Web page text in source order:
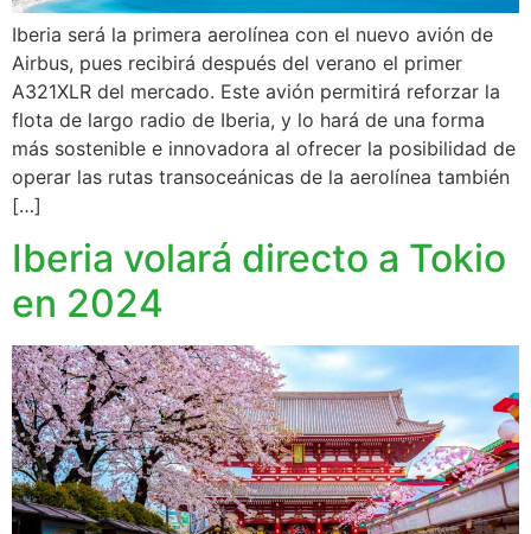
Iberia será la primera aerolínea con el nuevo avión de
Airbus, pues recibirá después del verano el primer
A321XLR del mercado. Este avión permitirá reforzar la
flota de largo radio de Iberia, y lo hará de una forma
más sostenible e innovadora al ofrecer la posibilidad de
operar las rutas transoceánicas de la aerolínea también
[…]
Iberia volará directo a Tokio
en 2024